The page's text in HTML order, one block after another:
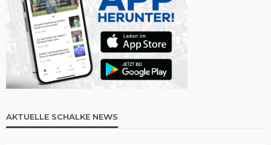
AKTUELLE SCHALKE NEWS